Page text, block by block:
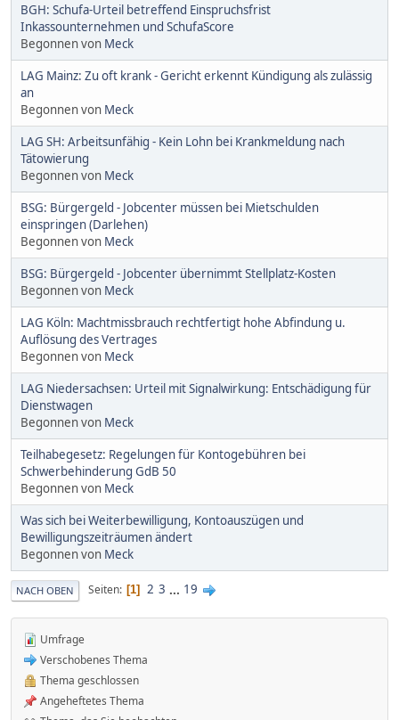
BGH: Schufa-Urteil betreffend Einspruchsfrist
Inkassounternehmen und SchufaScore
Begonnen von Meck
LAG Mainz: Zu oft krank - Gericht erkennt Kündigung als zulässig
an
Begonnen von Meck
LAG SH: Arbeitsunfähig - Kein Lohn bei Krankmeldung nach
Tätowierung
Begonnen von Meck
BSG: Bürgergeld - Jobcenter müssen bei Mietschulden
einspringen (Darlehen)
Begonnen von Meck
BSG: Bürgergeld - Jobcenter übernimmt Stellplatz-Kosten
Begonnen von Meck
LAG Köln: Machtmissbrauch rechtfertigt hohe Abfindung u.
Auflösung des Vertrages
Begonnen von Meck
LAG Niedersachsen: Urteil mit Signalwirkung: Entschädigung für
Dienstwagen
Begonnen von Meck
Teilhabegesetz: Regelungen für Kontogebühren bei
Schwerbehinderung GdB 50
Begonnen von Meck
Was sich bei Weiterbewilligung, Kontoauszügen und
Bewilligungszeiträumen ändert
Begonnen von Meck
NACH OBEN Seiten 1 2 3 ... 19
Umfrage
Verschobenes Thema
Thema geschlossen
Angeheftetes Thema